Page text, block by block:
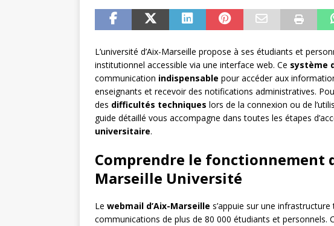
L’université d’Aix-Marseille propose à ses étudiants et
institutionnel accessible via une interface web. Ce système
communication indispensable pour accéder aux
enseignants et recevoir des notifications administratives.
des difficultés techniques lors de la connexion ou de
guide détaillé vous accompagne dans toutes les étapes
universitaire.
Comprendre le fonctionnement
Marseille Université
Le webmail d’Aix-Marseille s’appuie sur une
communications de plus de 80 000 étudiants et personnels.